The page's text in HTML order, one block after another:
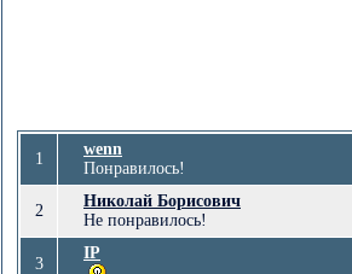
1
wenn
Понравилось!
2
Николай Борисович
Не понравилось!
3
IP